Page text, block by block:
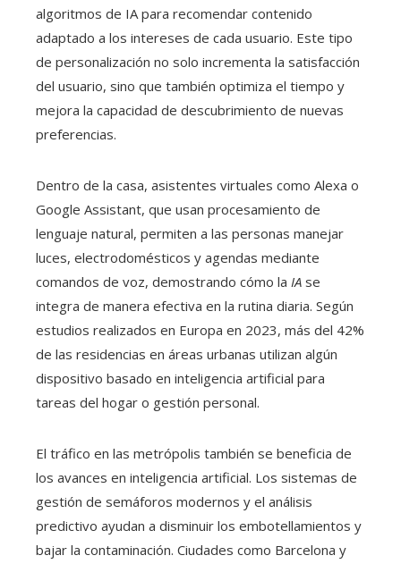
algoritmos de IA para recomendar contenido
adaptado a los intereses de cada usuario. Este tipo
de personalización no solo incrementa la satisfacción
del usuario, sino que también optimiza el tiempo y
mejora la capacidad de descubrimiento de nuevas
preferencias.
Dentro de la casa, asistentes virtuales como Alexa o
Google Assistant, que usan procesamiento de
lenguaje natural, permiten a las personas manejar
luces, electrodomésticos y agendas mediante
comandos de voz, demostrando cómo la IA se
integra de manera efectiva en la rutina diaria. Según
estudios realizados en Europa en 2023, más del 42%
de las residencias en áreas urbanas utilizan algún
dispositivo basado en inteligencia artificial para
tareas del hogar o gestión personal.
El tráfico en las metrópolis también se beneficia de
los avances en inteligencia artificial. Los sistemas de
gestión de semáforos modernos y el análisis
predictivo ayudan a disminuir los embotellamientos y
bajar la contaminación. Ciudades como Barcelona y